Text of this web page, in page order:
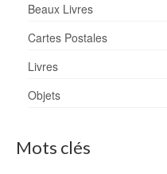
Beaux Livres
Cartes Postales
Livres
Objets
Mots clés